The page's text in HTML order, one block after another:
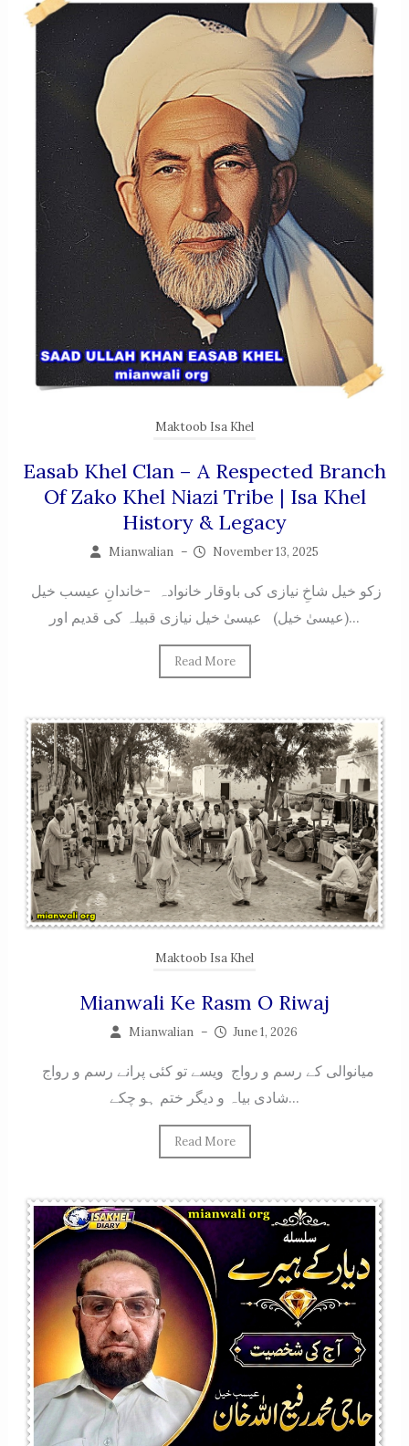
Maktoob Isa Khel
Easab Khel Clan – A Respected Branch
Of Zako Khel Niazi Tribe | Isa Khel
History & Legacy
Mianwalian – November 13, 2025
(عیسیٰ خیل) عیسیٰ خیل نیازی قبیلہ کی قدیم اور...
Read More
Maktoob Isa Khel
Mianwali Ke Rasm O Riwaj
Mianwalian – June 1, 2026
شادی بیاہ و دیگر ختم ہو چکے...
Read More